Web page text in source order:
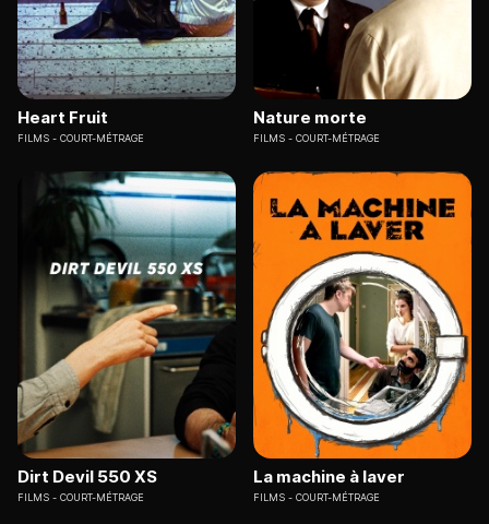
Heart Fruit
FILMS COURT-MÉTRAGE
Nature morte
FILMS COURT-MÉTRAGE
Dirt Devil 550 XS
FILMS COURT-MÉTRAGE
La machine à laver
FILMS COURT-MÉTRAGE